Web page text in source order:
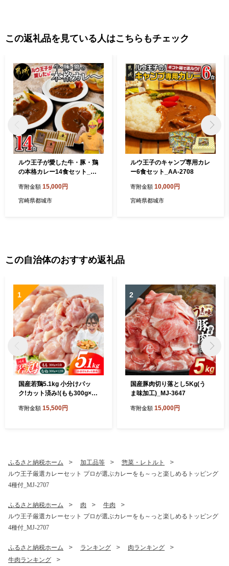
この返礼品を見ている人はこちらもチェック
ルウ王子が愛した牛・豚・鶏
の本格カレー14食セット_M
寄附金額 15,000円
宮崎県都城市
ルウ王子のキャンプ専用カレ
ー6食セット_AA-2708
寄附金額 10,000円
宮崎県都城市
この自治体のおすすめ返礼品
1
国産若鶏5.1kg 小分けパッ
ク!カット済み!(もも300g×5
-007-N5100g
寄附金額 15,500円
2
国産豚肉切り落とし5Kg(う
ま味加工)_MJ-3647
寄附金額 15,000円
ふるさと納税ホーム 加工品等
惣菜・レトルト
ルウ王子厳選カレーセット プロが選ぶカレーをも～っと楽しめるトッピング
4種付_MJ-2707
ふるさと納税ホーム 肉
牛肉
ルウ王子厳選カレーセット プロが選ぶカレーをも～っと楽しめるトッピング
4種付_MJ-2707
ふるさと納税ホーム ランキング
肉ランキング
牛肉ランキング